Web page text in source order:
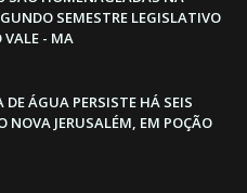
SEMESTRE LEGISLATIVO
VALE - MA
ÁGUA PERSISTE HÁ SEIS
NOVA JERUSALÉM, EM POÇÃO